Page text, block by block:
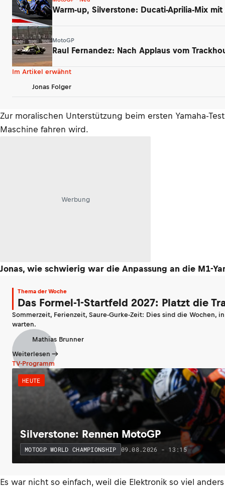
Warm-up, Silverstone: Ducati-Aprilia-Mix
MotoGP
Raul Fernandez: Nach Applaus vom
Im Artikel erwähnt
Jonas Folger
Zur moralischen Unterstützung beim ersten Yamaha-
Maschine fahren wird.
Werbung
Jonas, wie schwierig war die Anpassung an die M1-
Thema der Woche
Das Formel-1-Startfeld 2027: Platzt die
Sommerzeit, Ferienzeit, Saure-Gurke-Zeit: Dies sind die
warten.
Mathias Brunner
Weiterlesen
TV-Programm
HEUTE
Silverstone: Rennen MotoGP
MOTOGP WORLD CHAMPIONSHIP 09.08.2026 - 13:15
Es war nicht so einfach, weil die Elektronik so viel